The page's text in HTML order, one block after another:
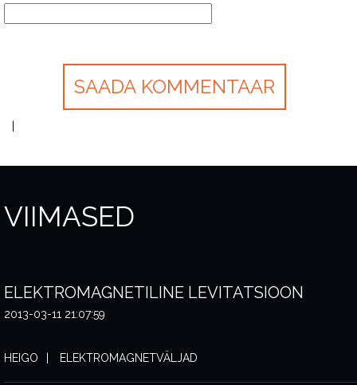
VIIMASED
ELEKTROMAGNETILINE LEVITATSIOON
2013-03-11 21:07:59
HEIGO ELEKTROMAGNETVÄLJAD